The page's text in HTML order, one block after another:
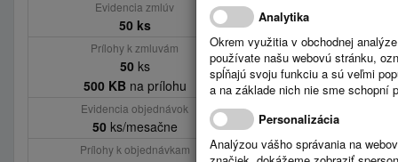
Evidencia zmlúv
50 ks
Prílohy k zmluvám
50 ks
500 KB na prílohu
Evidencia objednávok
50 ks/mesačne
Prílohy k objednávkam
Prílohy k zmluvám
200ks
1024 KB na
200ks/mesačne
Prílohy k
Analytika
Okrem využitia v obchodnej
používate našu webovú stránku,
spĺňajú svoju funkciu a sú veľmi
a na základe nich nie sme schopní
Personalizácia
Analýzou vášho správania na